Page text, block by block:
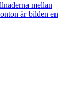
mellan
är bilden en